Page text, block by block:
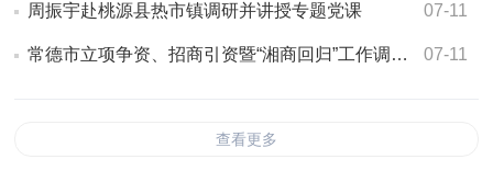
07-11
周振宇赴桃源县热市镇调研并讲授专题党课
07-11
常德市立项争资、招商引资暨“湘商回归”工作调度会召开
查看更多